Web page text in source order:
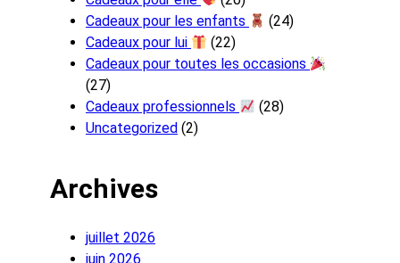
Cadeaux pour les enfants
(24)
Cadeaux pour lui
(22)
Cadeaux pour toutes les occasions
(27)
Cadeaux professionnels
(28)
Uncategorized (2)
Archives
juillet 2026
juin 2026